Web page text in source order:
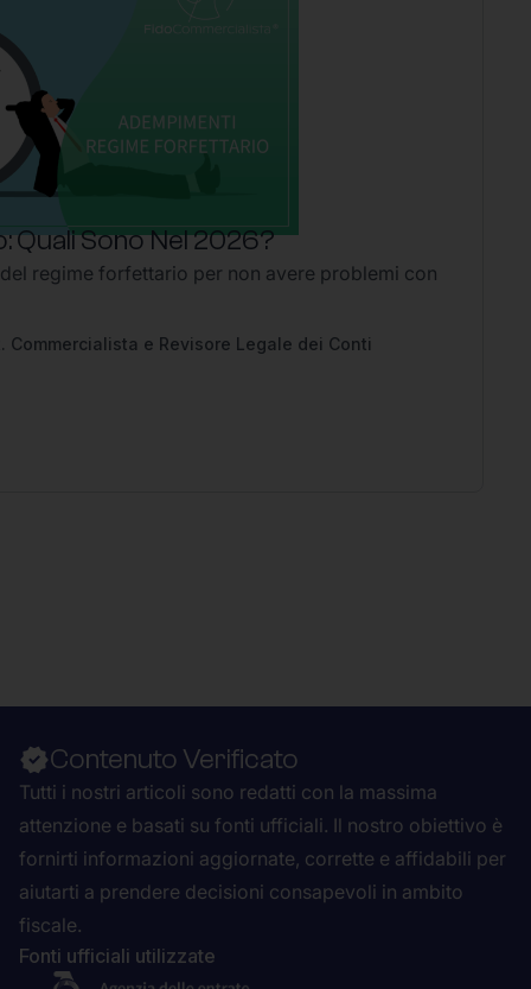
Sono Nel 2026?
regime forfettario per non avere problemi con
Commercialista e Revisore Legale dei Conti
Contenuto Verificato
Tutti i nostri articoli sono redatti con la massima
attenzione e basati su fonti ufficiali. Il nostro obiettivo è
fornirti informazioni aggiornate, corrette e affidabili per
aiutarti a prendere decisioni consapevoli in ambito
fiscale.
Fonti ufficiali utilizzate